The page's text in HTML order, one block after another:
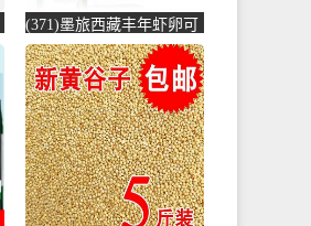
(371)墨旅西藏丰年虾卵可
孵化大红新卵观赏鱼饲料
七彩神仙鱼-虾饲料(墨旅
旗舰店仅售17元)